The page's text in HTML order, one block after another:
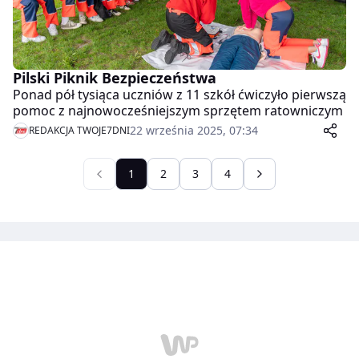
Pilski Piknik Bezpieczeństwa
Ponad pół tysiąca uczniów z 11 szkół ćwiczyło pierwszą
pomoc z najnowocześniejszym sprzętem ratowniczym
REDAKCJA TWOJE7DNI22 września 2025, 07:34
1 2 3 4